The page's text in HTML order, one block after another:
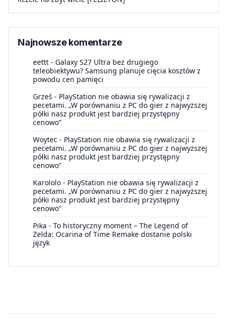
Najnowsze komentarze
eettt - Galaxy S27 Ultra bez drugiego
teleobiektywu? Samsung planuje cięcia kosztów z
powodu cen pamięci
Grześ - PlayStation nie obawia się rywalizacji z
pecetami. „W porównaniu z PC do gier z najwyższej
półki nasz produkt jest bardziej przystępny
cenowo”
Woytec - PlayStation nie obawia się rywalizacji z
pecetami. „W porównaniu z PC do gier z najwyższej
półki nasz produkt jest bardziej przystępny
cenowo”
Karololo - PlayStation nie obawia się rywalizacji z
pecetami. „W porównaniu z PC do gier z najwyższej
półki nasz produkt jest bardziej przystępny
cenowo”
Pika - To historyczny moment – The Legend of
Zelda: Ocarina of Time Remake dostanie polski
język